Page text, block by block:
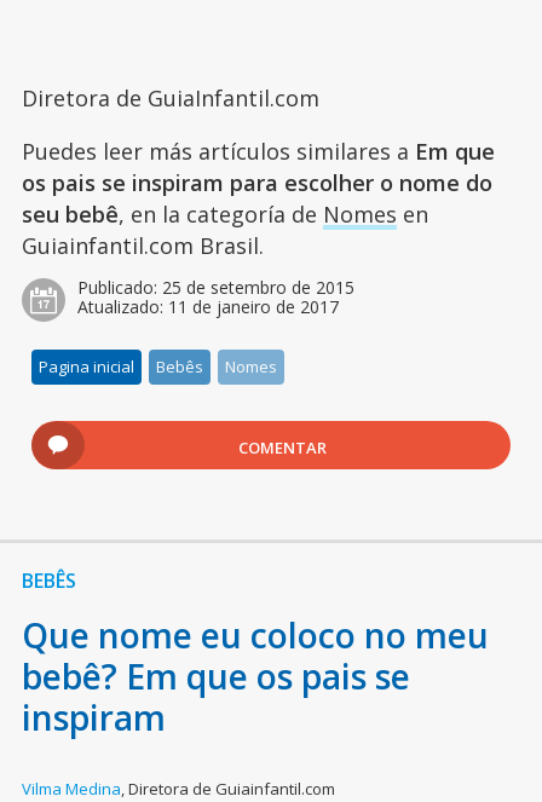
Diretora de GuiaInfantil.com
Puedes leer más artículos similares a Em que
os pais se inspiram para escolher o nome do
seu bebê, en la categoría de Nomes en
Guiainfantil.com Brasil.
Publicado: 25 de setembro de 2015
Atualizado: 11 de janeiro de 2017
Pagina inicial Bebês Nomes
COMENTAR
BEBÊS
Que nome eu coloco no meu
bebê? Em que os pais se
inspiram
Vilma Medina,Diretora de Guiainfantil.com